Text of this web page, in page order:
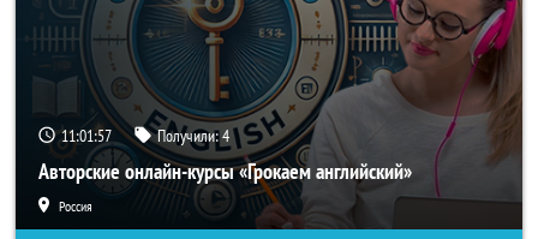
11:01:54 Получили:4
Авторские онлайн-курсы «Грокаем английский»
Россия